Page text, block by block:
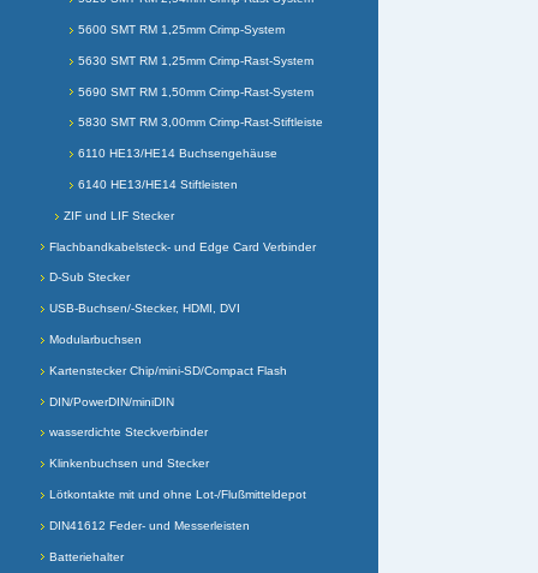
5600 SMT RM 1,25mm Crimp-System
5630 SMT RM 1,25mm Crimp-Rast-System
5690 SMT RM 1,50mm Crimp-Rast-System
5830 SMT RM 3,00mm Crimp-Rast-Stiftleiste
6110 HE13/HE14 Buchsengehäuse
6140 HE13/HE14 Stiftleisten
ZIF und LIF Stecker
Flachbandkabelsteck- und Edge Card Verbinder
D-Sub Stecker
USB-Buchsen/-Stecker, HDMI, DVI
Modularbuchsen
Kartenstecker Chip/mini-SD/Compact Flash
DIN/PowerDIN/miniDIN
wasserdichte Steckverbinder
Klinkenbuchsen und Stecker
Lötkontakte mit und ohne Lot-/Flußmitteldepot
DIN41612 Feder- und Messerleisten
Batteriehalter